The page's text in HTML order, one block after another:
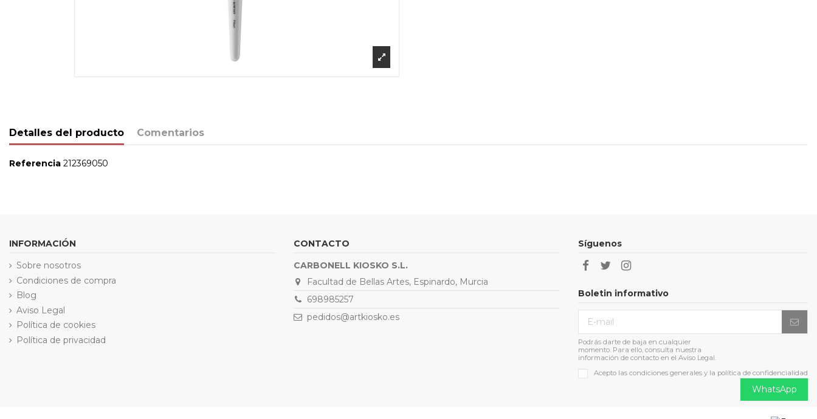
Detalles del producto Comentarios
Referencia 212369050
INFORMACIÓN
Sobre nosotros
Condiciones de compra
Blog
Aviso Legal
Política de cookies
Política de privacidad
CONTACTO
CARBONELL KIOSKO S.L.
Facultad de Bellas Artes, Espinardo, Murcia
698985257
pedidos@artkiosko.es
WhatsApp
Síguenos
Boletin informativo
Podrás darte de baja en cualquier
momento. Para ello, consulta nuestra
información de contacto en el Aviso Legal.
Acepto las condiciones generales y la política de confidencialidad